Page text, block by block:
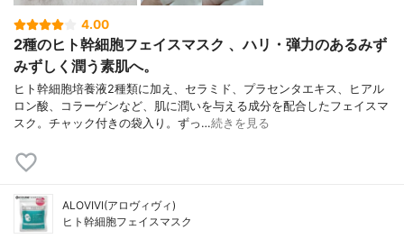
4.00
2種のヒト幹細胞フェイスマスク 、ハリ・弾力のあるみず
みずしく潤う素肌へ。
ヒト幹細胞培養液2種類に加え、セラミド、プラセンタエキス、ヒアル
ロン酸、コラーゲンなど、肌に潤いを与える成分を配合したフェイスマ
スク。チャック付きの袋入り。ずっ…続きを見る
ALOVIVI(アロヴィヴィ)
ヒト幹細胞フェイスマスク